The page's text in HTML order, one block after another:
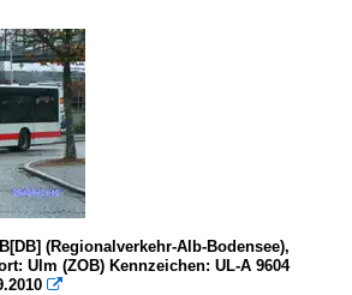
(Regionalverkehr-Alb-Bodensee),
Ulm (ZOB) Kennzeichen: UL-A 9604
